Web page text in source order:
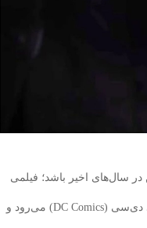
در سال‌های اخیر باشد؛ فیلمی
که به جای تکیه بر دشمنان آشنا، سراغ یکی از پیچیده‌ترین و محبوب‌ترین داستان‌های مدرن کمیک‌های دی‌سی (DC Comics) می‌رود و